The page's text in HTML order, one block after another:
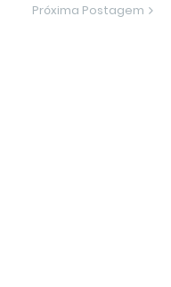
Próxima Postagem